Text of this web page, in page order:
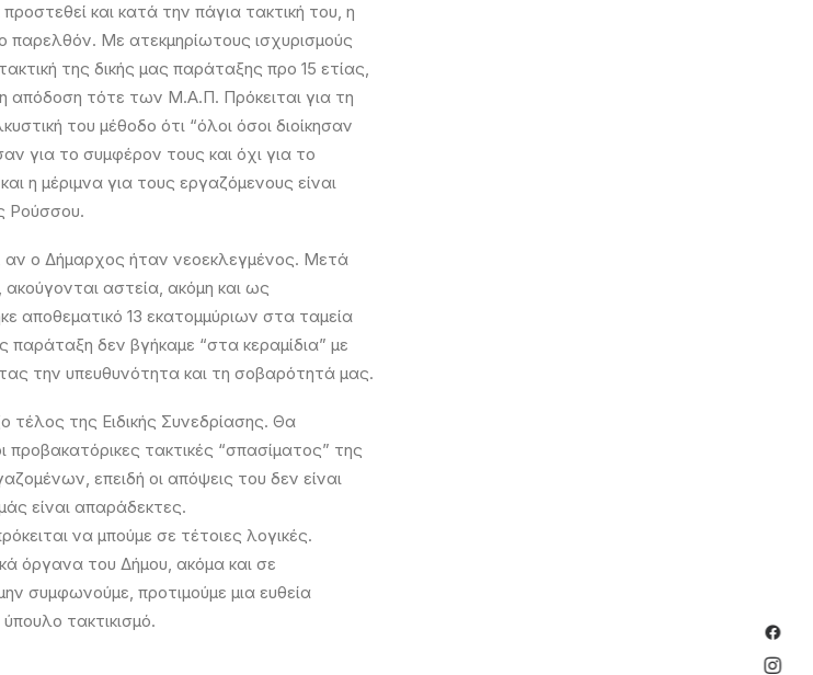
και κατά την πάγια τακτική του, η
Με ατεκμηρίωτους ισχυρισμούς
της δικής μας παράταξης προ 15 ετίας,
απόδοση τότε των Μ.Α.Π. Πρόκειται για τη
του μέθοδο ότι “όλοι όσοι διοίκησαν
για το συμφέρον τους και όχι για το
η μέριμνα για τους εργαζόμενους είναι
Ρούσσου.
ο Δήμαρχος ήταν νεοεκλεγμένος. Μετά
ακούγονται αστεία, ακόμη και ως
αποθεματικό 13 εκατομμύριων στα ταμεία
δεν βγήκαμε “στα κεραμίδια” με
την υπευθυνότητα και τη σοβαρότητά μας.
τέλος της Ειδικής Συνεδρίασης. Θα
τακτικές “σπασίματος” της
επειδή οι απόψεις του δεν είναι
είναι απαράδεκτες.
να μπούμε σε τέτοιες λογικές.
όργανα του Δήμου, ακόμα και σε
συμφωνούμε, προτιμούμε μια ευθεία
τακτικισμό.